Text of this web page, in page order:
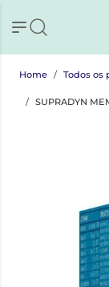
Home Todos os
SUPRADYN